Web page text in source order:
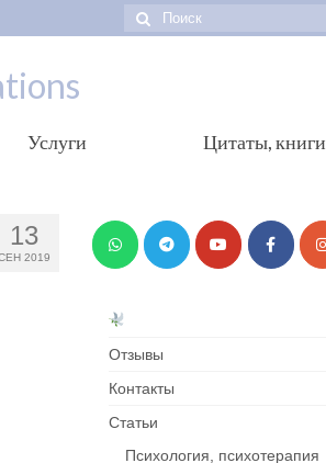
Искать:
Услуги Цитаты, книги
13
2019
Отзывы
Контакты
Cтатьи
Психология, психотерапия